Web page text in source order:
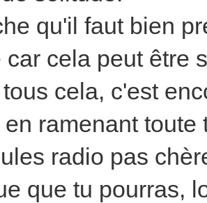
qu'il faut bien
car cela peut être
cela, c'est
ramenant
radio pas
que tu pourras,